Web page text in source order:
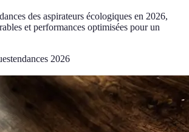
des aspirateurs écologiques en 2026,
et performances optimisées pour un
tendances 2026